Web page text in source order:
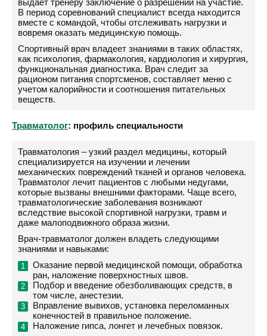
выдает тренеру заключение о разрешении на участие.
В период соревнований специалист всегда находится
вместе с командой, чтобы отслеживать нагрузки и
вовремя оказать медицинскую помощь.
Спортивный врач владеет знаниями в таких областях,
как психология, фармакология, кардиология и хирургия,
функциональная диагностика. Врач следит за
рационом питания спортсменов, составляет меню с
учетом калорийности и соотношения питательных
веществ.
Травматолог: профиль специальности
Травматология – узкий раздел медицины, который
специализируется на изучении и лечении
механических повреждений тканей и органов человека.
Травматолог лечит пациентов с любыми недугами,
которые вызваны внешними факторами. Чаще всего,
травматологические заболевания возникают
вследствие высокой спортивной нагрузки, травм и
даже малоподвижного образа жизни.
Врач-травматолог должен владеть следующими
знаниями и навыками:
Оказание первой медицинской помощи, обработка
ран, наложение поверхностных швов.
Подбор и введение обезболивающих средств, в
том числе, анестезии.
Вправление вывихов, установка переломанных
конечностей в правильное положение.
Наложение гипса, лонгет и лечебных повязок.